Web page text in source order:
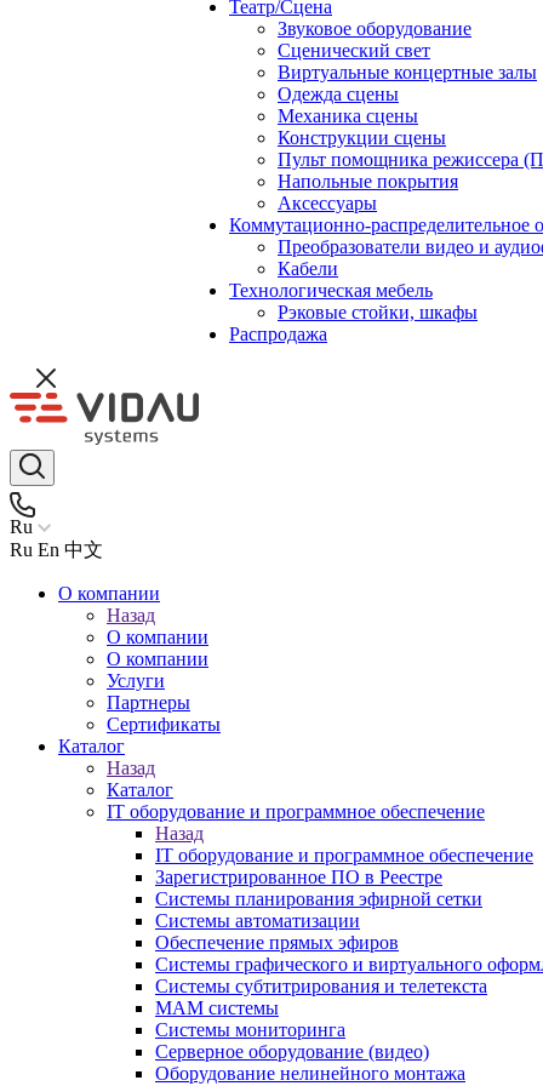
Театр/Сцена
Звуковое оборудование
Сценический свет
Виртуальные концертные залы
Одежда сцены
Механика сцены
Конструкции сцены
Пульт помощника режиссера
Напольные покрытия
Аксессуары
Коммутационно-распределительное
Преобразователи видео и
Кабели
Технологическая мебель
Рэковые стойки, шкафы
Распродажа
Ru
Ru En 中文
О компании
Назад
О компании
О компании
Услуги
Партнеры
Сертификаты
Каталог
Назад
Каталог
IT оборудование и программное обеспечение
Назад
IT оборудование и программное обеспечение
Зарегистрированное ПО в Реестре
Системы планирования эфирной сетки
Системы автоматизации
Обеспечение прямых эфиров
Системы графического и виртуального
Системы субтитрирования и телетекста
MAM системы
Системы мониторинга
Серверное оборудование (видео)
Оборудование нелинейного монтажа